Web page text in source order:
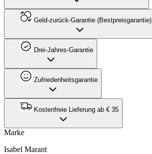
Geld-zurück-Garantie (Bestpreisgarantie)
Drei-Jahres-Garantie
Zufriedenheitsgarantie
Kostenfreie Lieferung ab € 35
Marke
Isabel Marant